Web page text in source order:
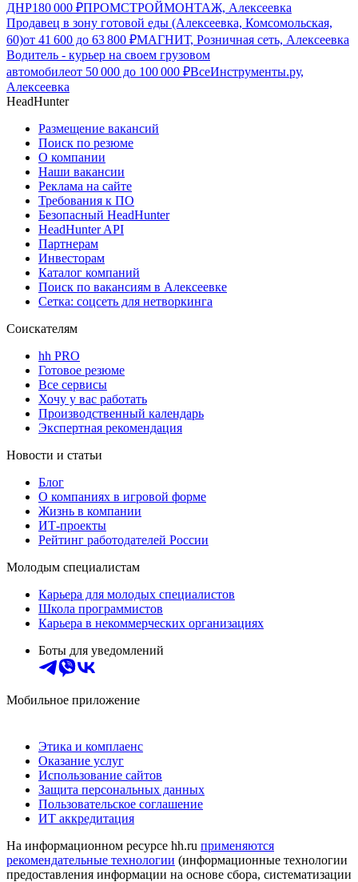
ДНР180 000 ₽ПРОМСТРОЙМОНТАЖ, Алексеевка
Продавец в зону готовой еды (Алексеевка, Комсомольская,
60)от 41 600 до 63 800 ₽МАГНИТ, Розничная сеть, Алексеевка
Водитель - курьер на своем грузовом
автомобилеот 50 000 до 100 000 ₽ВсеИнструменты.ру,
Алексеевка
HeadHunter
Размещение вакансий
Поиск по резюме
О компании
Наши вакансии
Реклама на сайте
Требования к ПО
Безопасный HeadHunter
HeadHunter API
Партнерам
Инвесторам
Каталог компаний
Поиск по вакансиям в Алексеевке
Сетка: соцсеть для нетворкинга
Соискателям
hh PRO
Готовое резюме
Все сервисы
Хочу у вас работать
Производственный календарь
Экспертная рекомендация
Новости и статьи
Блог
О компаниях в игровой форме
Жизнь в компании
ИТ-проекты
Рейтинг работодателей России
Молодым специалистам
Карьера для молодых специалистов
Школа программистов
Карьера в некоммерческих организациях
Боты для уведомлений
Мобильное приложение
Этика и комплаенс
Оказание услуг
Использование сайтов
Защита персональных данных
Пользовательское соглашение
ИТ аккредитация
На информационном ресурсе hh.ru применяются
рекомендательные технологии (информационные технологии
предоставления информации на основе сбора, систематизации